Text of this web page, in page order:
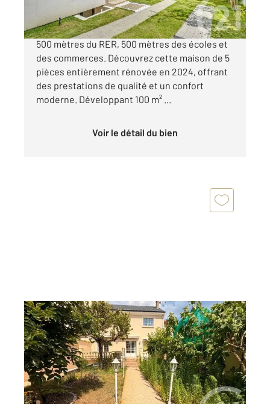
Quartier recherché d'Adamville, à seulement 1
500 mètres du RER, 500 mètres des écoles et
des commerces. Découvrez cette maison de 5
pièces entièrement rénovée en 2024, offrant
des prestations de qualité et un confort
moderne. Développant 100 m² ...
Voir le détail du bien
ST MAUR DES FOSSES 94
98,53 m2, 5 pièces
Ref : 1441
Maison à vendre
780 000 €